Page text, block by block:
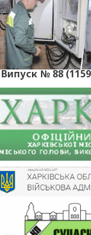
Випуск № 88